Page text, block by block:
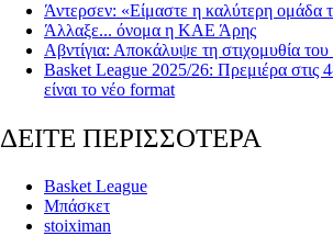
Άντερσεν: «Είμαστε η καλύτερη ομάδα
Άλλαξε... όνομα η ΚΑΕ Άρης
Αβντίγια: Αποκάλυψε τη στιχομυθία
Basket League 2025/26: Πρεμιέρα στις
είναι το νέο format
ΔΕΙΤΕ ΠΕΡΙΣΣΟΤΕΡΑ
Basket League
Μπάσκετ
stoiximan